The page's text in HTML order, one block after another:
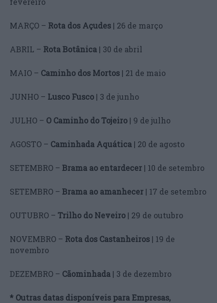
MARÇO – Rota dos Açudes | 26 de março
ABRIL – Rota Botânica | 30 de abril
MAIO – Caminho dos Mortos | 21 de maio
JUNHO – Lusco Fusco | 3 de junho
JULHO – O Caminho do Tojeiro | 9 de julho
AGOSTO – Caminhada Aquática | 20 de agosto
SETEMBRO – Brama ao entardecer | 10 de setembro
SETEMBRO – Brama ao amanhecer | 17 de setembro
OUTUBRO – Trilho do Neveiro | 29 de outubro
NOVEMBRO – Rota dos Castanheiros | 19 de
novembro
DEZEMBRO – Cãominhada | 3 de dezembro
* Outras datas disponíveis para Empresas,